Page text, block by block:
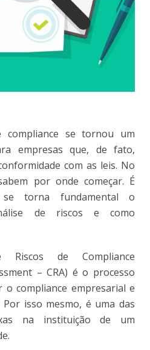
se tornou um
empresas que, de fato,
com as leis. No
por onde começar. É
torna fundamental o
de riscos e como
Riscos de Compliance
– CRA) é o processo
o compliance empresarial e
isso mesmo, é uma das
na instituição de um